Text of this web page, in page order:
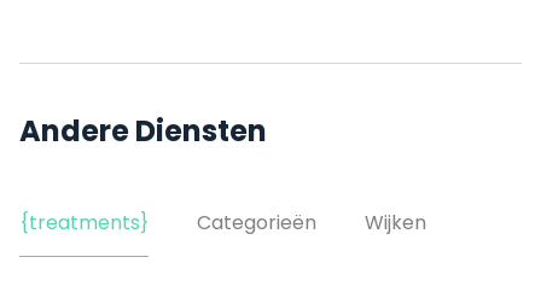
Andere Diensten
{treatments} Categorieën Wijken